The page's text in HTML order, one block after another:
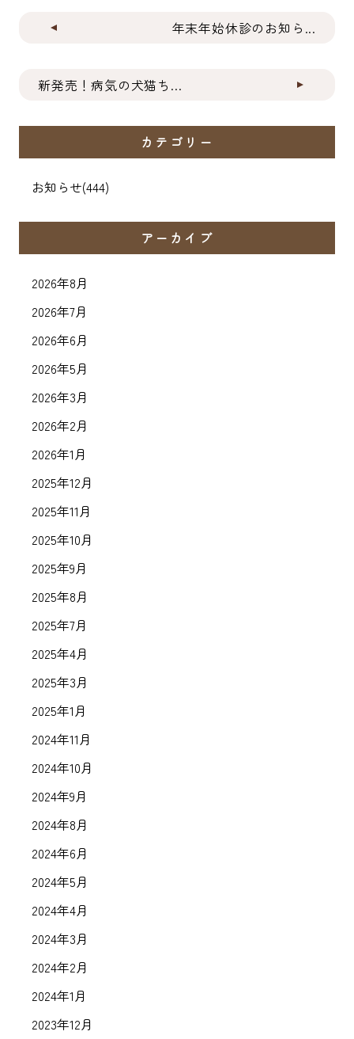
年末年始休診のお知ら...
新発売！病気の犬猫ち...
カテゴリー
お知らせ(444)
アーカイブ
2026年8月
2026年7月
2026年6月
2026年5月
2026年3月
2026年2月
2026年1月
2025年12月
2025年11月
2025年10月
2025年9月
2025年8月
2025年7月
2025年4月
2025年3月
2025年1月
2024年11月
2024年10月
2024年9月
2024年8月
2024年6月
2024年5月
2024年4月
2024年3月
2024年2月
2024年1月
2023年12月